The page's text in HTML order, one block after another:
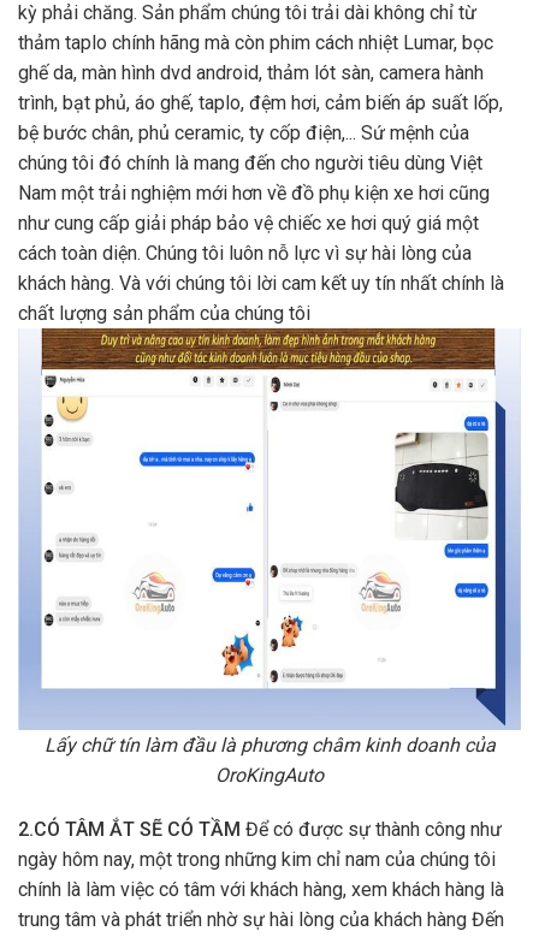
kỳ phải chăng. Sản phẩm chúng tôi trải dài không chỉ từ
thảm taplo chính hãng mà còn phim cách nhiệt Lumar, bọc
ghế da, màn hình dvd android, thảm lót sàn, camera hành
trình, bạt phủ, áo ghế, taplo, đệm hơi, cảm biến áp suất lốp,
bệ bước chân, phủ ceramic, ty cốp điện,... Sứ mệnh của
chúng tôi đó chính là mang đến cho người tiêu dùng Việt
Nam một trải nghiệm mới hơn về đồ phụ kiện xe hơi cũng
như cung cấp giải pháp bảo vệ chiếc xe hơi quý giá một
cách toàn diện. Chúng tôi luôn nỗ lực vì sự hài lòng của
khách hàng. Và với chúng tôi lời cam kết uy tín nhất chính là
chất lượng sản phẩm của chúng tôi
Lấy chữ tín làm đầu là phương châm kinh doanh của
OroKingAuto
2.CÓ TÂM ẮT SẼ CÓ TẦM Để có được sự thành công như
ngày hôm nay, một trong những kim chỉ nam của chúng tôi
chính là làm việc có tâm với khách hàng, xem khách hàng là
trung tâm và phát triển nhờ sự hài lòng của khách hàng Đến